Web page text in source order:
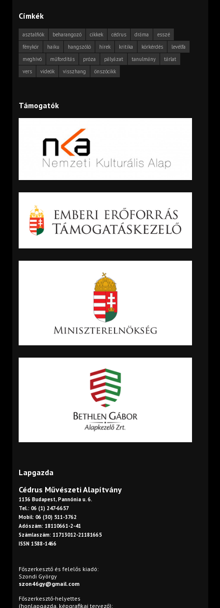
Címkék
asztalfiók beharangozó cikkek cédrus dráma
esszé
fénykör
haiku hangszóló hírek kritika körkérdés
levélfa
meghívó
műfordítás próza pályázat tanulmány
tárlat
vers
videók visszhang önszócikk
Támogatók
Lapgazda
Cédrus Művészeti Alapítvány
1136 Budapest, Pannónia u. 6.
Tel.: 06 (1) 247-6657
Mobil: 06 (30) 511-3762
Adószám: 18110661-2-41
Számlaszám: 11713012-21181665
ISSN 1588-1466
Főszerkesztő és felelős kiadó:
Szondi György
szon46gy@gmail.com
Főszerkesztő-helyettes
(honlapgazda, képgrafikai tervező):